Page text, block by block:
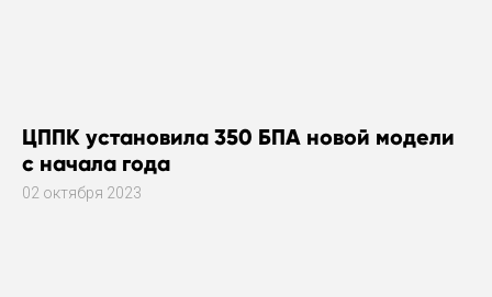
ЦППК установила 350 БПА новой модели
с начала года
02 октября 2023